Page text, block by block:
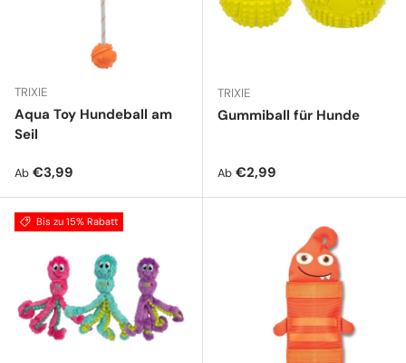
TRIXIE
Aqua Toy Hundeball am
Seil
Normaler Preis
Ab €3,99
TRIXIE
Gummiball für Hunde
Normaler Preis
Ab €2,99
Bis zu 15% Rabatt